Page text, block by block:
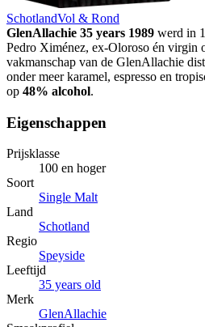
SchotlandVol & Rond
GlenAllachie 35 years 1989 werd in
Pedro Ximénez, ex-Oloroso én virgin
vakmanschap van de GlenAllachie
onder meer karamel, espresso en
op 48% alcohol.
Eigenschappen
Prijsklasse
100 en hoger
Soort
Single Malt
Land
Schotland
Regio
Speyside
Leeftijd
35 years old
Merk
GlenAllachie